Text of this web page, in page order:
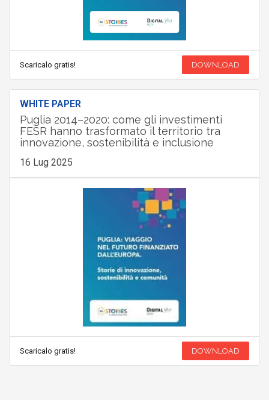
Scaricalo gratis! DOWNLOAD
WHITE PAPER
Puglia 2014–2020: come gli investimenti
FESR hanno trasformato il territorio tra
innovazione, sostenibilità e inclusione
16 Lug 2025
Scaricalo gratis! DOWNLOAD